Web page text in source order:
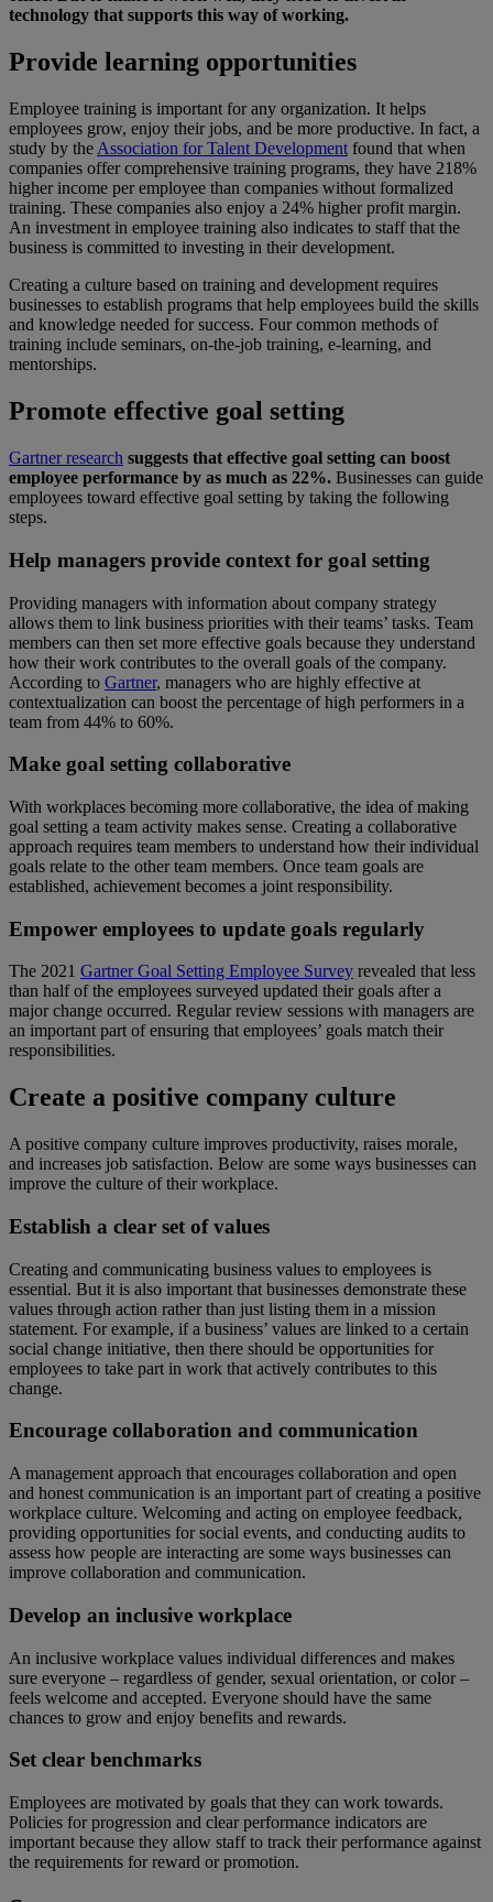
technology that supports this way of working.
Provide learning opportunities
Employee training is important for any organization. It helps
employees grow, enjoy their jobs, and be more productive. In fact, a
study by the Association for Talent Development found that when
companies offer comprehensive training programs, they have 218%
higher income per employee than companies without formalized
training. These companies also enjoy a 24% higher profit margin.
An investment in employee training also indicates to staff that the
business is committed to investing in their development.
Creating a culture based on training and development requires
businesses to establish programs that help employees build the skills
and knowledge needed for success. Four common methods of
training include seminars, on-the-job training, e-learning, and
mentorships.
Promote effective goal setting
Gartner research suggests that effective goal setting can boost
employee performance by as much as 22%. Businesses can guide
employees toward effective goal setting by taking the following
steps.
Help managers provide context for goal setting
Providing managers with information about company strategy
allows them to link business priorities with their teams’ tasks. Team
members can then set more effective goals because they understand
how their work contributes to the overall goals of the company.
According to Gartner, managers who are highly effective at
contextualization can boost the percentage of high performers in a
team from 44% to 60%.
Make goal setting collaborative
With workplaces becoming more collaborative, the idea of making
goal setting a team activity makes sense. Creating a collaborative
approach requires team members to understand how their individual
goals relate to the other team members. Once team goals are
established, achievement becomes a joint responsibility.
Empower employees to update goals regularly
The 2021 Gartner Goal Setting Employee Survey revealed that less
than half of the employees surveyed updated their goals after a
major change occurred. Regular review sessions with managers are
an important part of ensuring that employees’ goals match their
responsibilities.
Create a positive company culture
A positive company culture improves productivity, raises morale,
and increases job satisfaction. Below are some ways businesses can
improve the culture of their workplace.
Establish a clear set of values
Creating and communicating business values to employees is
essential. But it is also important that businesses demonstrate these
values through action rather than just listing them in a mission
statement. For example, if a business’ values are linked to a certain
social change initiative, then there should be opportunities for
employees to take part in work that actively contributes to this
change.
Encourage collaboration and communication
A management approach that encourages collaboration and open
and honest communication is an important part of creating a positive
workplace culture. Welcoming and acting on employee feedback,
providing opportunities for social events, and conducting audits to
assess how people are interacting are some ways businesses can
improve collaboration and communication.
Develop an inclusive workplace
An inclusive workplace values individual differences and makes
sure everyone – regardless of gender, sexual orientation, or color –
feels welcome and accepted. Everyone should have the same
chances to grow and enjoy benefits and rewards.
Set clear benchmarks
Employees are motivated by goals that they can work towards.
Policies for progression and clear performance indicators are
important because they allow staff to track their performance against
the requirements for reward or promotion.